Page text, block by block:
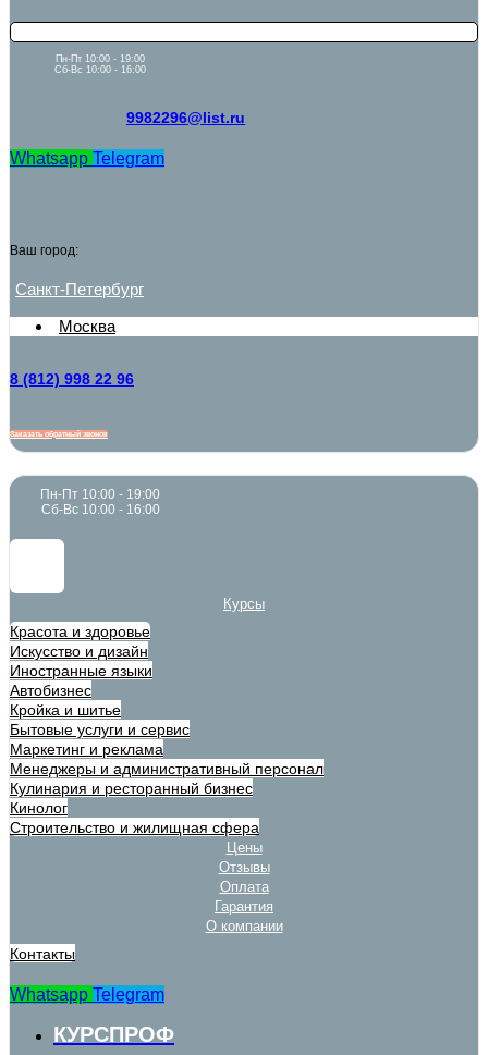
Пн-Пт 10:00 - 19:00
Сб-Вс 10:00 - 16:00
9982296@list.ru
Whatsapp Telegram
Ваш город:
Санкт-Петербург
Москва
8 (812) 998 22 96
Заказать обратный звонок
Пн-Пт 10:00 - 19:00
Сб-Вс 10:00 - 16:00
Курсы
Красота и здоровье
Искусство и дизайн
Иностранные языки
Автобизнес
Кройка и шитье
Бытовые услуги и сервис
Маркетинг и реклама
Менеджеры и административный персонал
Кулинария и ресторанный бизнес
Кинолог
Строительство и жилищная сфера
Цены
Отзывы
Оплата
Гарантия
О компании
Контакты
Whatsapp Telegram
КУРСПРОФ